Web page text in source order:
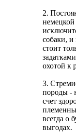
2.
немецкой
собаки, и
стоит
охотой к
3.
породы -
счет
всегда о
выгодах.